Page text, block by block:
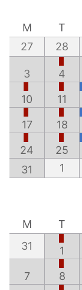
M
T
27
28
3 4
10 11
17 18
24 25
31
1
M
T
31
1
7 8